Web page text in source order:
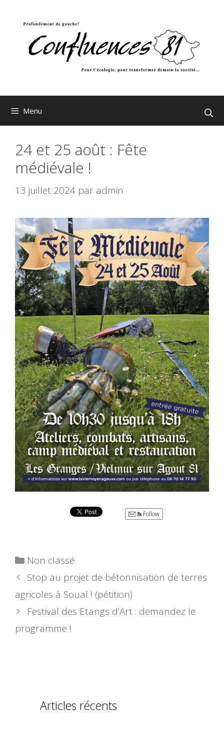
Menu
24 et 25 août : Fête
médiévale !
13 juillet 2024 par admin
Follow
Catégories
Non classé
Stop au projet de bétonnisation de terres
agricoles à Soual ! (pétition)
Festival des Etangs d’Art : demandez le
programme !
Articles récents